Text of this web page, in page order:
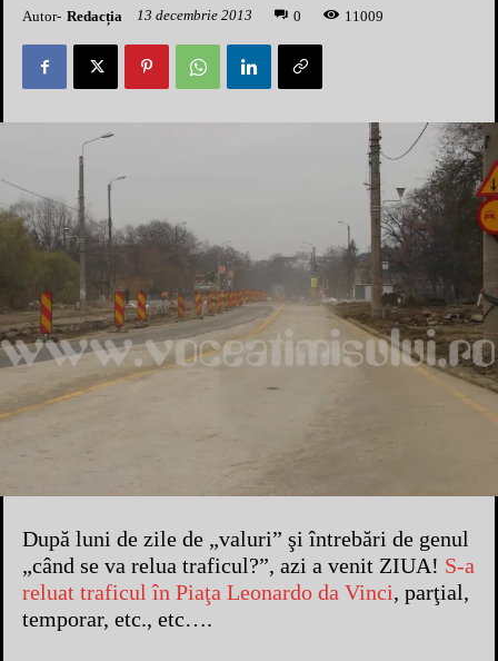
Autor- Redacția 13 decembrie 2013 0 1 1009
După luni de zile de „valuri” şi întrebări de genul
„când se va relua traficul?”, azi a venit ZIUA! S-a
reluat traficul în Piaţa Leonardo da Vinci, parţial,
temporar, etc., etc….